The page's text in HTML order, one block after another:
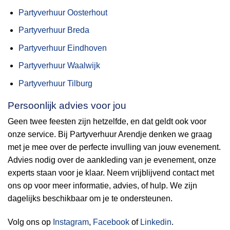
Partyverhuur Oosterhout
Partyverhuur Breda
Partyverhuur Eindhoven
Partyverhuur WaalwijkOpent
venster
Partyverhuur Tilburg
Persoonlijk advies voor jou
Geen twee feesten zijn hetzelfde, en dat geldt ook voor
onze service. Bij Partyverhuur Arendje denken we graag
met je mee over de perfecte invulling van jouw evenement.
Advies nodig over de aankleding van je evenement, onze
experts staan voor je klaar. Neem vrijblijvend contact met
ons op voor meer informatie, advies, of hulp. We zijn
dagelijks beschikbaar om je te ondersteunen.
Volg ons op Instagram, Facebook of Linkedin.